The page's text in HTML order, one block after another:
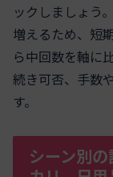
ックしましょう
増えるため、短
ら中回数を軸に
続き可否、手数
す。
シーン別